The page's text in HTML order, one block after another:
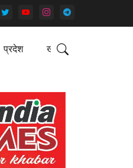
प्रदेश खेल